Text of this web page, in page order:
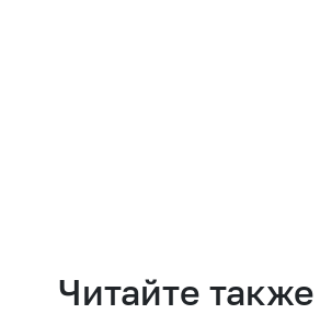
Читайте также